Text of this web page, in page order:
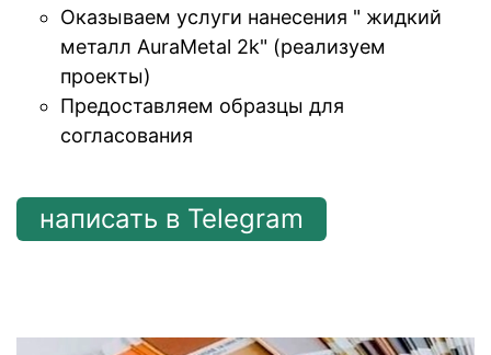
Оказываем услуги нанесения " жидкий
металл AuraMetal 2k" (реализуем
проекты)
Предоставляем образцы для
согласования
написать в Telegram